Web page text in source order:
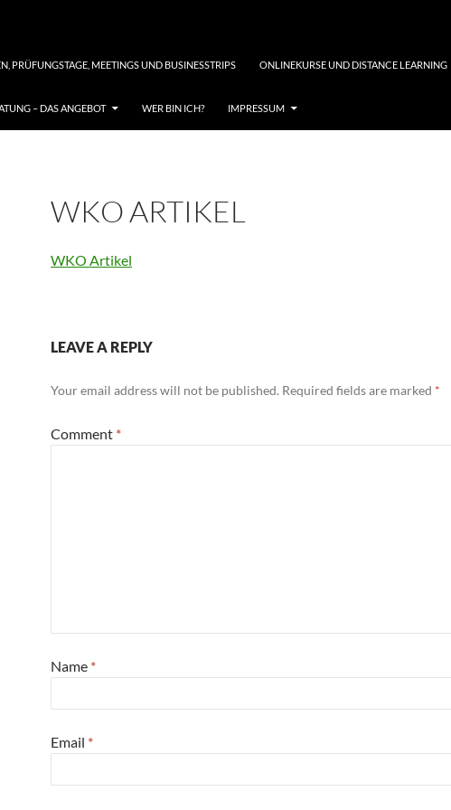
PRÜFUNGSTAGE, MEETINGS UND BUSINESSTRIPS ONLINEKURSE UND DISTANCE LEARNING
– DAS ANGEBOT WER BIN ICH? IMPRESSUM
WKO ARTIKEL
WKO Artikel
LEAVE A REPLY
Your email address will not be published. Required fields are marked *
Comment *
Name *
Email *